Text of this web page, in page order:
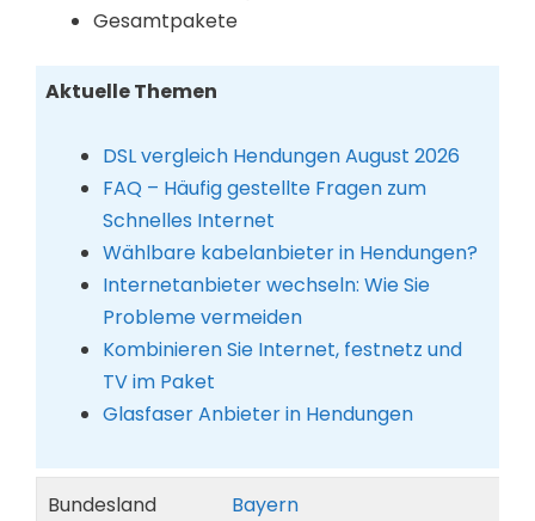
Gesamtpakete
Aktuelle Themen
DSL vergleich Hendungen August 2026
FAQ – Häufig gestellte Fragen zum
Schnelles Internet
Wählbare kabelanbieter in Hendungen?
Internetanbieter wechseln: Wie Sie
Probleme vermeiden
Kombinieren Sie Internet, festnetz und
TV im Paket
Glasfaser Anbieter in Hendungen
Bundesland
Bayern